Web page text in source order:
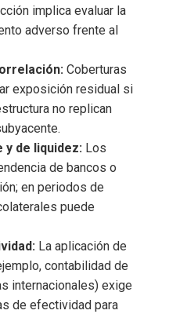
implica evaluar la
adverso frente al
Coberturas
exposición residual si
no replican
y de liquidez: Los
de bancos o
en periodos de
puede
La aplicación de
contabilidad de
internacionales) exige
de efectividad para